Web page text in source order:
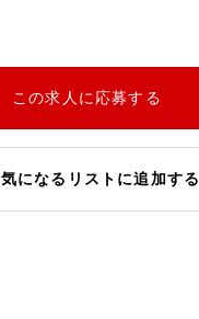
この求人に応募する
気になるリストに追加する